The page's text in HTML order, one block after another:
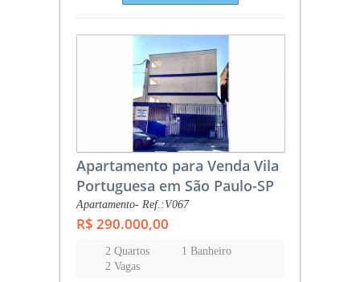
Apartamento para Venda Vila
Portuguesa em São Paulo-SP
Apartamento- Ref.:V067
R$ 290.000,00
2 Quartos
1 Banheiro
2 Vagas